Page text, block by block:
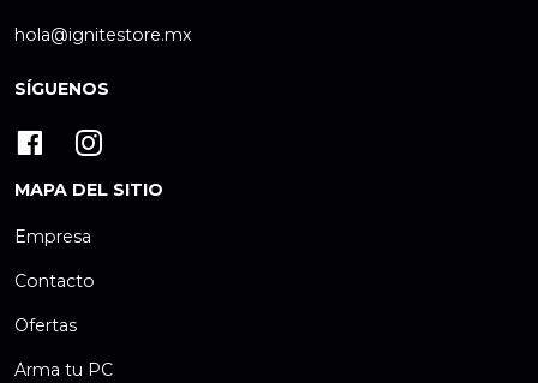
hola@ignitestore.mx
SÍGUENOS
MAPA DEL SITIO
Empresa
Contacto
Ofertas
Arma tu PC